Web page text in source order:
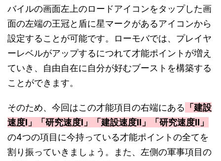
バイルの画面左上のロードアイコンをタップした画
面の左端の王冠と盾に星マークがあるアイコンから
設定することが可能です。ローモバでは、プレイヤ
ーレベルがアップするにつれて才能ポイントが増え
ていき、自由自在に自分が好むブーストを構築する
ことができます。
そのため、今回はこの才能項目の右端にある 「建設
速度Ⅰ」「研究速度Ⅰ」「建設速度Ⅱ」「研究速度Ⅱ」
の4つの項目に今持っている才能ポイントの全てを
割り振っていきましょう。また、左側の軍事項目の